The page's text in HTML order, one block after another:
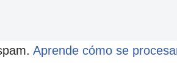
Aprende cómo se